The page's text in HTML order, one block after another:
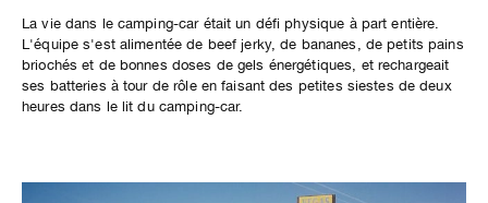
La vie dans le camping-car était un défi physique à part entière.
L'équipe s'est alimentée de beef jerky, de bananes, de petits pains
briochés et de bonnes doses de gels énergétiques, et rechargeait
ses batteries à tour de rôle en faisant des petites siestes de deux
heures dans le lit du camping-car.